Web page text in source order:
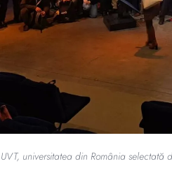
UVT, universitatea din România